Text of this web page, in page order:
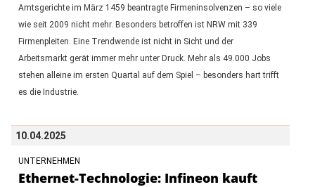
Amtsgerichte im März 1459 beantragte Firmeninsolvenzen – so viele
wie seit 2009 nicht mehr. Besonders betroffen ist NRW mit 339
Firmenpleiten. Eine Trendwende ist nicht in Sicht und der
Arbeitsmarkt gerät immer mehr unter Druck. Mehr als 49.000 Jobs
stehen alleine im ersten Quartal auf dem Spiel – besonders hart trifft
es die Industrie.
10.04.2025
UNTERNEHMEN
Ethernet-Technologie: Infineon kauft